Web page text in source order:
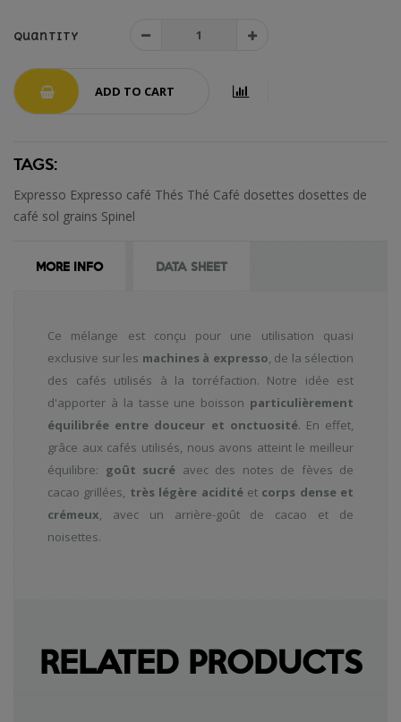
Quantity
ADD TO CART
TAGS:
Expresso Expresso café Thés Thé Café dosettes dosettes de
café sol grains Spinel
MORE INFO DATA SHEET
Ce mélange est conçu pour une utilisation quasi
exclusive sur les machines à expresso, de la sélection
des cafés utilisés à la torréfaction. Notre idée est
d'apporter à la tasse une boisson particulièrement
équilibrée entre douceur et onctuosité. En effet,
grâce aux cafés utilisés, nous avons atteint le meilleur
équilibre: goût sucré avec des notes de fèves de
cacao grillées, très légère aciditéet corps dense et
crémeux, avec un arrière-goût de cacao et de
noisettes.
RELATED PRODUCTS